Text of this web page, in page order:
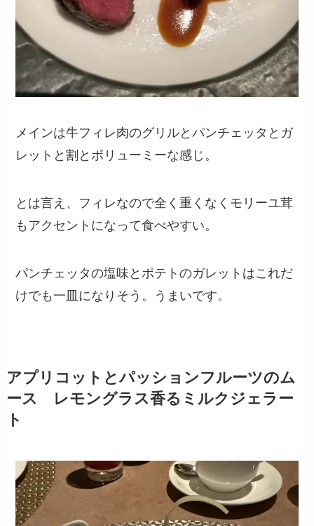
メインは牛フィレ肉のグリルとパンチェッタとガ
レットと割とボリューミーな感じ。
とは言え、フィレなので全く重くなくモリーユ茸
もアクセントになって食べやすい。
パンチェッタの塩味とポテトのガレットはこれだ
けでも一皿になりそう。うまいです。
アプリコットとパッションフルーツのム
ース レモングラス香るミルクジェラー
ト